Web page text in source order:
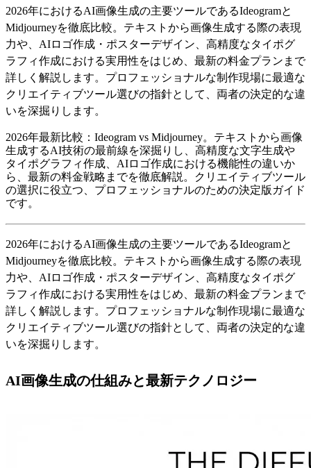
2026年におけるAI画像生成の主要ツールであるIdeogramと
Midjourneyを徹底比較。テキストから画像生成する際の表現
力や、AIロゴ作成・ポスターデザイン、高精度なタイポグ
ラフィ作成における実用性をはじめ、最新の料金プランまで
詳しく解説します。プロフェッショナルな制作現場に最適な
クリエイティブツール選びの指針として、両者の決定的な違
いを深掘りします。
2026年最新比較：Ideogram vs Midjourney。テキストから画像
生成するAI技術の最前線を深掘りし、高精度な文字生成や
タイポグラフィ作成、AIロゴ作成における機能性の違いか
ら、最新の料金戦略までを徹底解説。クリエイティブツール
の選択に役立つ、プロフェッショナルのための決定版ガイド
です。
2026年におけるAI画像生成の主要ツールであるIdeogramと
Midjourneyを徹底比較。テキストから画像生成する際の表現
力や、AIロゴ作成・ポスターデザイン、高精度なタイポグ
ラフィ作成における実用性をはじめ、最新の料金プランまで
詳しく解説します。プロフェッショナルな制作現場に最適な
クリエイティブツール選びの指針として、両者の決定的な違
いを深掘りします。
AI画像生成の仕組みと最新テクノロジー